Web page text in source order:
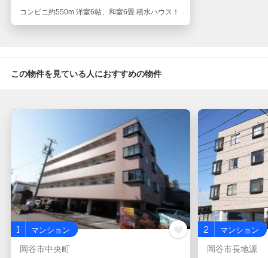
コンビニ約550m 洋室6帖、和室6畳 積水ハウス！
この物件を見ている人におすすめの物件
1 マンション
岡谷市中央町
2 マンション
岡谷市長地源